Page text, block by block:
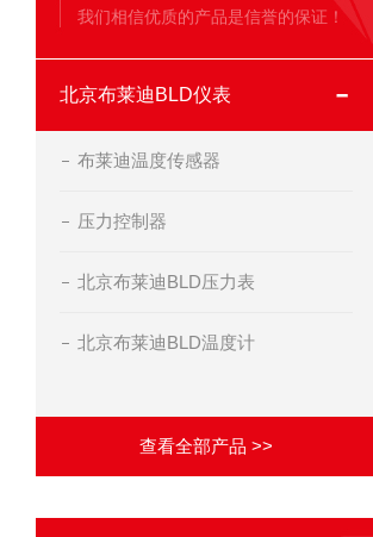
我们相信优质的产品是信誉的保证！
北京布莱迪BLD仪表
布莱迪温度传感器
压力控制器
北京布莱迪BLD压力表
北京布莱迪BLD温度计
查看全部产品 >>